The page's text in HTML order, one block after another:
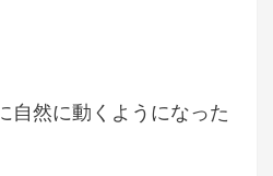
自然に動くようになった